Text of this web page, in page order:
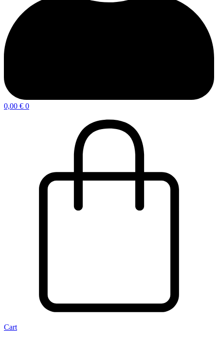
0,00 € 0
Cart